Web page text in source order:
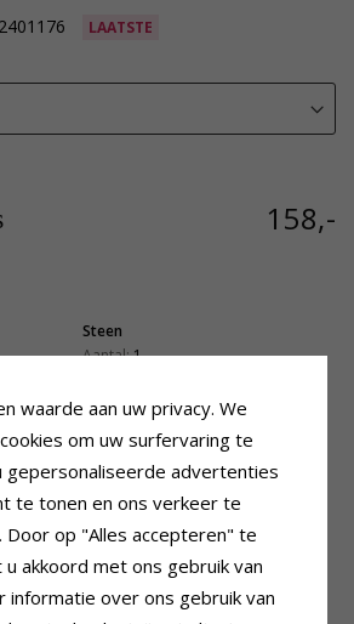
2401176 LAATSTE
158,-
Steen
Aantal:1
Kleur: Witte
Afmeting
Breedte:7,0 mm
Levertijd:4-5 Weekdagen
waarde aan uw privacy. We
om uw surfervaring te
gepersonaliseerde advertenties
te tonen en ons verkeer te
Door op "Alles accepteren" te
u akkoord met ons gebruik van
informatie over ons gebruik van